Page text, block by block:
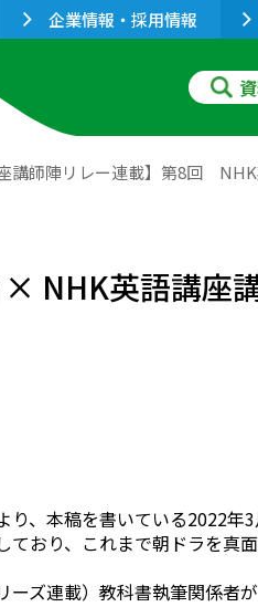
企業情報・採用情報
講師陣リレー連載】第8回 NHK
NHK英語講
、 本稿を書いている2022年
ており、これまで朝ドラを真
ーズ連載）教科書執筆関係者